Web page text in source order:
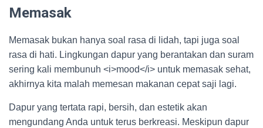
Memasak
Memasak bukan hanya soal rasa di lidah, tapi juga soal
rasa di hati. Lingkungan dapur yang berantakan dan suram
sering kali membunuh <i>mood</i> untuk memasak sehat,
akhirnya kita malah memesan makanan cepat saji lagi.
Dapur yang tertata rapi, bersih, dan estetik akan
mengundang Anda untuk terus berkreasi. Meskipun dapur